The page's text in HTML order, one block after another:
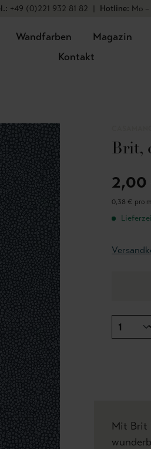
+49 (0)221 932 81 82 | Hotline: Mo –
Wandfarben Magazin
Kontakt
Brit,
0,38 € pro
Mit Brit